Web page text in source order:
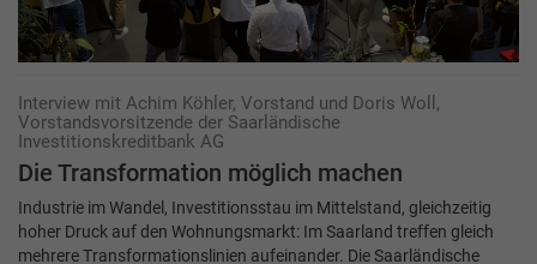
Interview mit Achim Köhler, Vorstand und Doris Woll,
Vorstandsvorsitzende der Saarländische
Investitionskreditbank AG
Die Transformation möglich machen
Industrie im Wandel, Investitionsstau im Mittelstand, gleichzeitig
hoher Druck auf den Wohnungsmarkt: Im Saarland treffen gleich
mehrere Transformationslinien aufeinander. Die Saarländische